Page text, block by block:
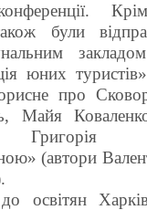
були
юних
про
Майя
(автори
освітян